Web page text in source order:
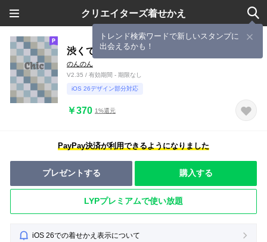
クリエイターズ着せかえ
トレンド検索ワードで新しいスタンプに
出会えるかも！
渋くてかわいい
のんのん
V2.35 / 有効期間 - 期限なし
iOS 26デザイン部分対応
￥370 1%還元
PayPay決済が利用できるようになりました
プレゼントする 購入する
LYPプレミアムで使い放題
iOS 26での着せかえ表示について